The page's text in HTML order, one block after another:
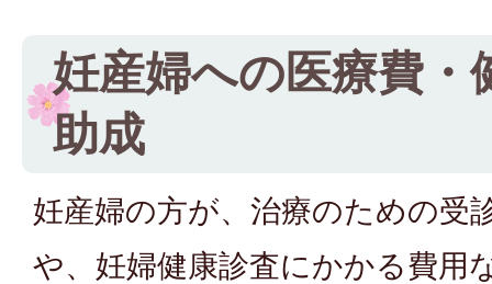
妊産婦への医療費・
助成
妊産婦の方が、治療のための受
や、妊婦健康診査にかかる費用